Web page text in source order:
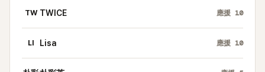
TW TWICE 應援 10
LI Lisa 應援 10